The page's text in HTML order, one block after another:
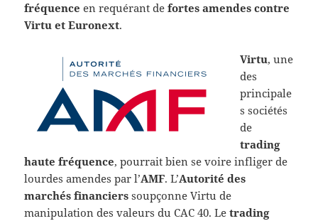
fréquence en requérant defortes amendes contre
Virtu et Euronext.
Virtu, une
des
principale
s sociétés
de
trading
haute fréquence, pourrait bien se voire infliger de
lourdes amendes par l’AMF. L’Autorité des
marchés financiers soupçonne Virtu de
manipulation des valeurs du CAC 40. Letrading